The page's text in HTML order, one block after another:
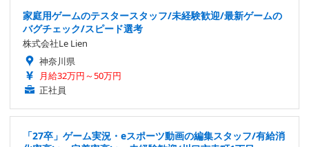
家庭用ゲームのテスタースタッフ/未経験歓迎/最新ゲームの
バグチェック/スピード選考
株式会社Le Lien
神奈川県
月給32万円～50万円
正社員
「27卒」ゲーム実況・eスポーツ動画の編集スタッフ/有給消